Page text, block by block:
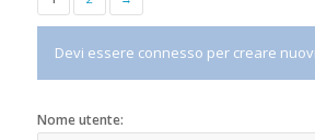
Devi essere connesso per creare
Nome utente: